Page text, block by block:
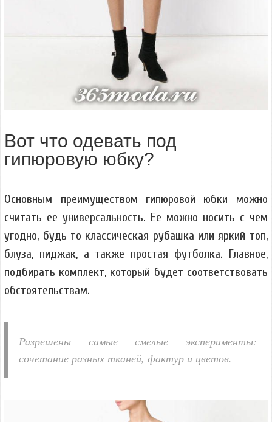
Вот что одевать под
гипюровую юбку?
Основным преимуществом гипюровой юбки можно
считать ее универсальность. Ее можно носить с чем
угодно, будь то классическая рубашка или яркий топ,
блуза, пиджак, а также простая футболка. Главное,
подбирать комплект, который будет соответствовать
обстоятельствам.
Разрешены самые смелые эксперименты:
сочетание разных тканей, фактур и цветов.